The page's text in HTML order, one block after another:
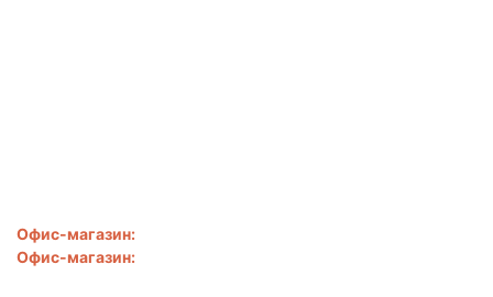
Офис-магазин:
Офис-магазин: